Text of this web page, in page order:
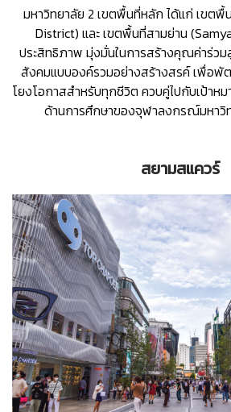
มหาวิทยาลัย 2 เขตพื้นที่หลัก ได้แก่ เขตพื้
District) และ เขตพื้นที่สามย่าน
ประสิทธิภาพ มุ่งมั่นในการสร้างคุณค่าร่วม
สังคมแบบองค์รวมอย่างสร้างสรค์ เพื่อพั
โยงโอกาสสำหรับทุกชีวิต ควบคู่ไปกับเป้าห
ด้านการศึกษาของจุฬาลงกรณ์มหาวิ
สยามสแควร์